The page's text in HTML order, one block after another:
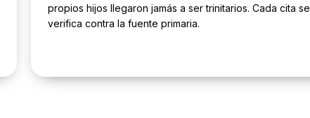
propios hijos llegaron jamás a ser trinitarios. Cada cita se
verifica contra la fuente primaria.